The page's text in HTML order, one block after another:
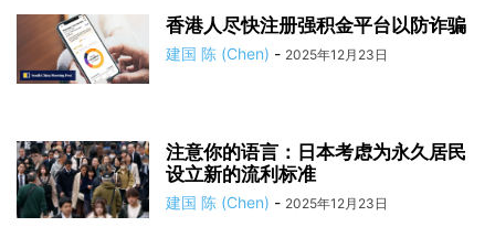
香港人尽快注册强积金平台以防诈骗
建国 陈 (Chen) - 2025年12月23日
注意你的语言：日本考虑为永久居民
设立新的流利标准
建国 陈 (Chen) - 2025年12月23日